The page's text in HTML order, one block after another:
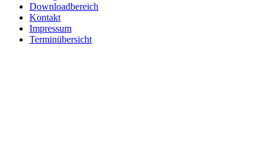
Downloadbereich
Kontakt
Impressum
Terminübersicht